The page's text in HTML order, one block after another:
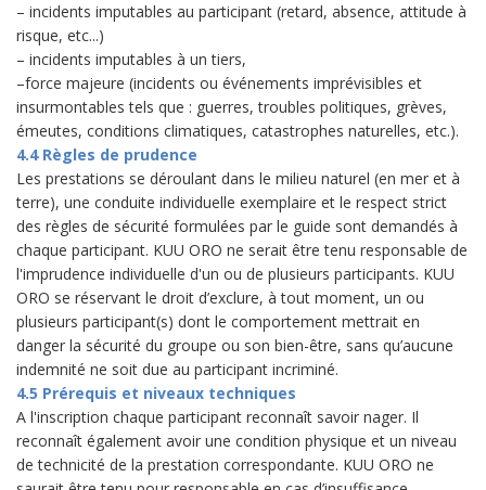
– incidents imputables au participant (retard, absence, attitude à
risque, etc...)
– incidents imputables à un tiers,
–force majeure (incidents ou événements imprévisibles et
insurmontables tels que : guerres, troubles politiques, grèves,
émeutes, conditions climatiques, catastrophes naturelles, etc.).
4.4 Règles de prudence
Les prestations se déroulant dans le milieu naturel (en mer et à
terre), une conduite individuelle exemplaire et le respect strict
des règles de sécurité formulées par le guide sont demandés à
chaque participant. KUU ORO ne serait être tenu responsable de
l'imprudence individuelle d'un ou de plusieurs participants. KUU
ORO se réservant le droit d’exclure, à tout moment, un ou
plusieurs participant(s) dont le comportement mettrait en
danger la sécurité du groupe ou son bien-être, sans qu’aucune
indemnité ne soit due au participant incriminé.
4.5 Prérequis et niveaux techniques
A l'inscription chaque participant reconnaît savoir nager. Il
reconnaît également avoir une condition physique et un niveau
de technicité de la prestation correspondante. KUU ORO ne